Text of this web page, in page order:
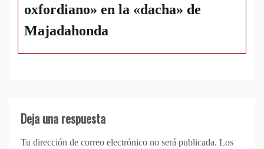
oxfordiano» en la «dacha» de
Majadahonda
Deja una respuesta
Tu dirección de correo electrónico no será publicada. Los